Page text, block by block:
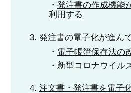
発注書の作成機能
利用する
発注書の電子化が進ん
電子帳簿保存法の
新型コロナウイル
注文書・発注書を電子